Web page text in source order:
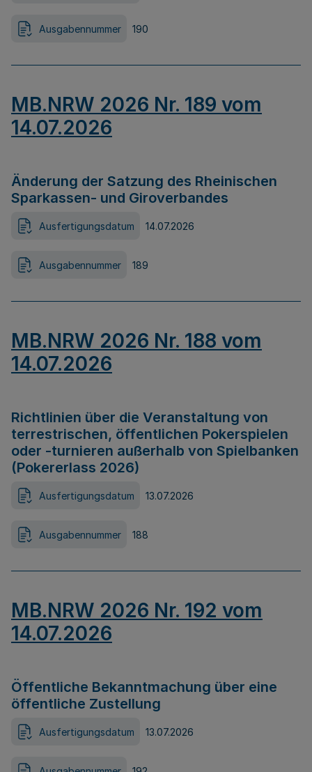
Ausgabennummer 190
MB.NRW 2026 Nr. 189 vom
14.07.2026
Änderung der Satzung des Rheinischen
Sparkassen- und Giroverbandes
Ausfertigungsdatum 14.07.2026
Ausgabennummer 189
MB.NRW 2026 Nr. 188 vom
14.07.2026
Richtlinien über die Veranstaltung von
terrestrischen, öffentlichen Pokerspielen
oder -turnieren außerhalb von Spielbanken
(Pokererlass 2026)
Ausfertigungsdatum 13.07.2026
Ausgabennummer 188
MB.NRW 2026 Nr. 192 vom
14.07.2026
Öffentliche Bekanntmachung über eine
öffentliche Zustellung
Ausfertigungsdatum 13.07.2026